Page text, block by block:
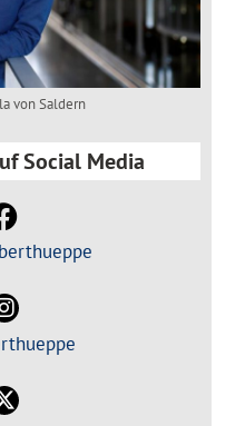
von Saldern
Social Media